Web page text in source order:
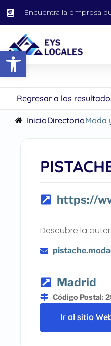
Abrir barra de herramientas
Encuentra la empresa
Regresar a los
InicioDirectorioModa
https://
Descubre la
Madrid
Código Postal:
Ir al sitio